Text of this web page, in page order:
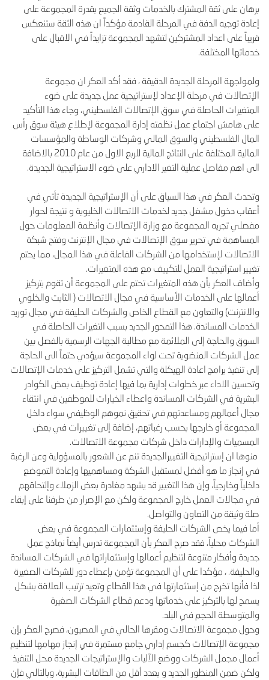
برهان على ثقة المشترك بالخدمات وثقة الجميع بقدرة المجموعة على
إعادة توجيه الدفة في المرحلة القادمة مؤكداً ان هذه الثقة ستنعكس
قريباً على اعداد المشتركين لتشهد المجموعة تزايداً في الاقبال على
خدماتها المختلفة.
ولمواجهة المرحلة الجديدة الدقيقة ، فقد أكد العكر ان مجموعة
الإتصالات في مرحلة الإعداد لإستراتيجية عمل جديدة على ضوء
المتغيرات الحاصلة في سوق الإتصالات الفلسطيني، وجاء هذا التأكيد
على هامش اجتماع عمل نظمته إدارة المجموعة لإطلاع هيئة سوق رأس
المال الفلسطيني والسوق المالي وشركات الوساطة والمؤسسات
المالية المختلفة على النتائج المالية للربع الاول من عام 2010 بالاضافة
الى اهم مفاصل عملية التغير الاداري على ضوء الاستراتيجية الجديدة.
وتحدث العكر في هذا السياق على أن الإستراتيجية الجديدة تأتي في
أعقاب دخول مشغل جديد لخدمات الاتصالات الخليوية و نتيجة لحوار
مفصلي تجريه المجموعة مع وزارة الإتصالات وأنظمة المعلومات حول
المساهمة في تحرير سوق الإتصالات في مجال الإنترنت وفتح شبكة
الاتصالات لإستخدامها من الشركات الفاعلة في هذا المجال، مما يحتم
تغيير استراتيجية العمل للتكييف مع هذه المتغيرات.
وأضاف العكر بأن هذه المتغيرات تحتم على المجموعة أن تقوم بتركيز
أعمالها على الخدمات الأساسية في مجال الاتصالات ( الثابت والخلوي
والانترنت) والتعاون مع القطاع الخاص والشركات الحليفة في مجال توريد
الخدمات المساندة. هذا التمحور الجديد بسبب التغيرات الحاصلة في
السوق والحاجة إلى الملائمة مع مطالبة الجهات الرسمية بالفصل بين
عمل الشركات المنضوية تحت لواء المجموعة سيؤدي حتماً الى الحاجة
إلى تنفيذ برامج اعادة الهيكلة والتي تشمل التركيز على خدمات الإتصالات
وتحسين الاداء عبر خطوات إدارية بما فيها إعادة توظيف بعض الكوادر
البشرية في الشركات المساندة واعطاء الخيارات للموظفين في انتقاء
مجال أعمالهم ومساعدتهم في تحقيق نموهم الوظيفي سواء داخل
المجموعة أو خارجها بحسب رغباتهم، إضافة إلى تغييرات في بعض
المسميات والإدارات داخل شركات مجموعة الاتصالات.
منوها ان إستراتيجية التغييرالجديدة تنم عن الشعور بالمسؤولية وعن الرغبة
في إنجاز ما هو أفضل لمستقبل الشركة ومساهميها وإعادة التموضع
داخلياً وخارجياً، وإن هذا التغيير قد يشهد مغادرة بعض الزملاء وإلتحاقهم
في مجالات العمل خارج المجموعة ولكن مع الإصرار من طرفنا على إبقاء
صلة وثيقة من التعاون والتواصل.
أما فيما يخص الشركات الحليفة وإستثمارات المجموعة في بعض
الشركات محلياً، فقد صرح العكر بأن المجموعة تدرس أيضاً نماذج عمل
جديدة وأفكار متنوعة لتنظيم أعمالها وإستثماراتها في الشركات المساندة
والحليفة. ، مؤكدا على أن المجموعة تؤمن بإعطاء دور للشركات الصغيرة
لذا فأنها تخرج من إستثمارتها في هذا القطاع وتعيد ترتيب العلاقة بشكل
يسمح لها بالتركيز على خدماتها ودعم قطاع الشركات الصغيرة
والمتوسطة الحجم في البلد.
وحول مجموعة الاتصالات ومقرها الحالي في المصيون، فصرح العكر بإن
مجموعة الإتصالات كجسم إداري جامع مستمرة في إنجاز مهامها لتنظيم
أعمال مجمل الشركات ووضع الآليات والإستراتيجات الجديدة محل التنفيذ
ولكن ضمن المنظور الجديد و بعدد أقل من الطاقات البشرية، وبالتالي فإن